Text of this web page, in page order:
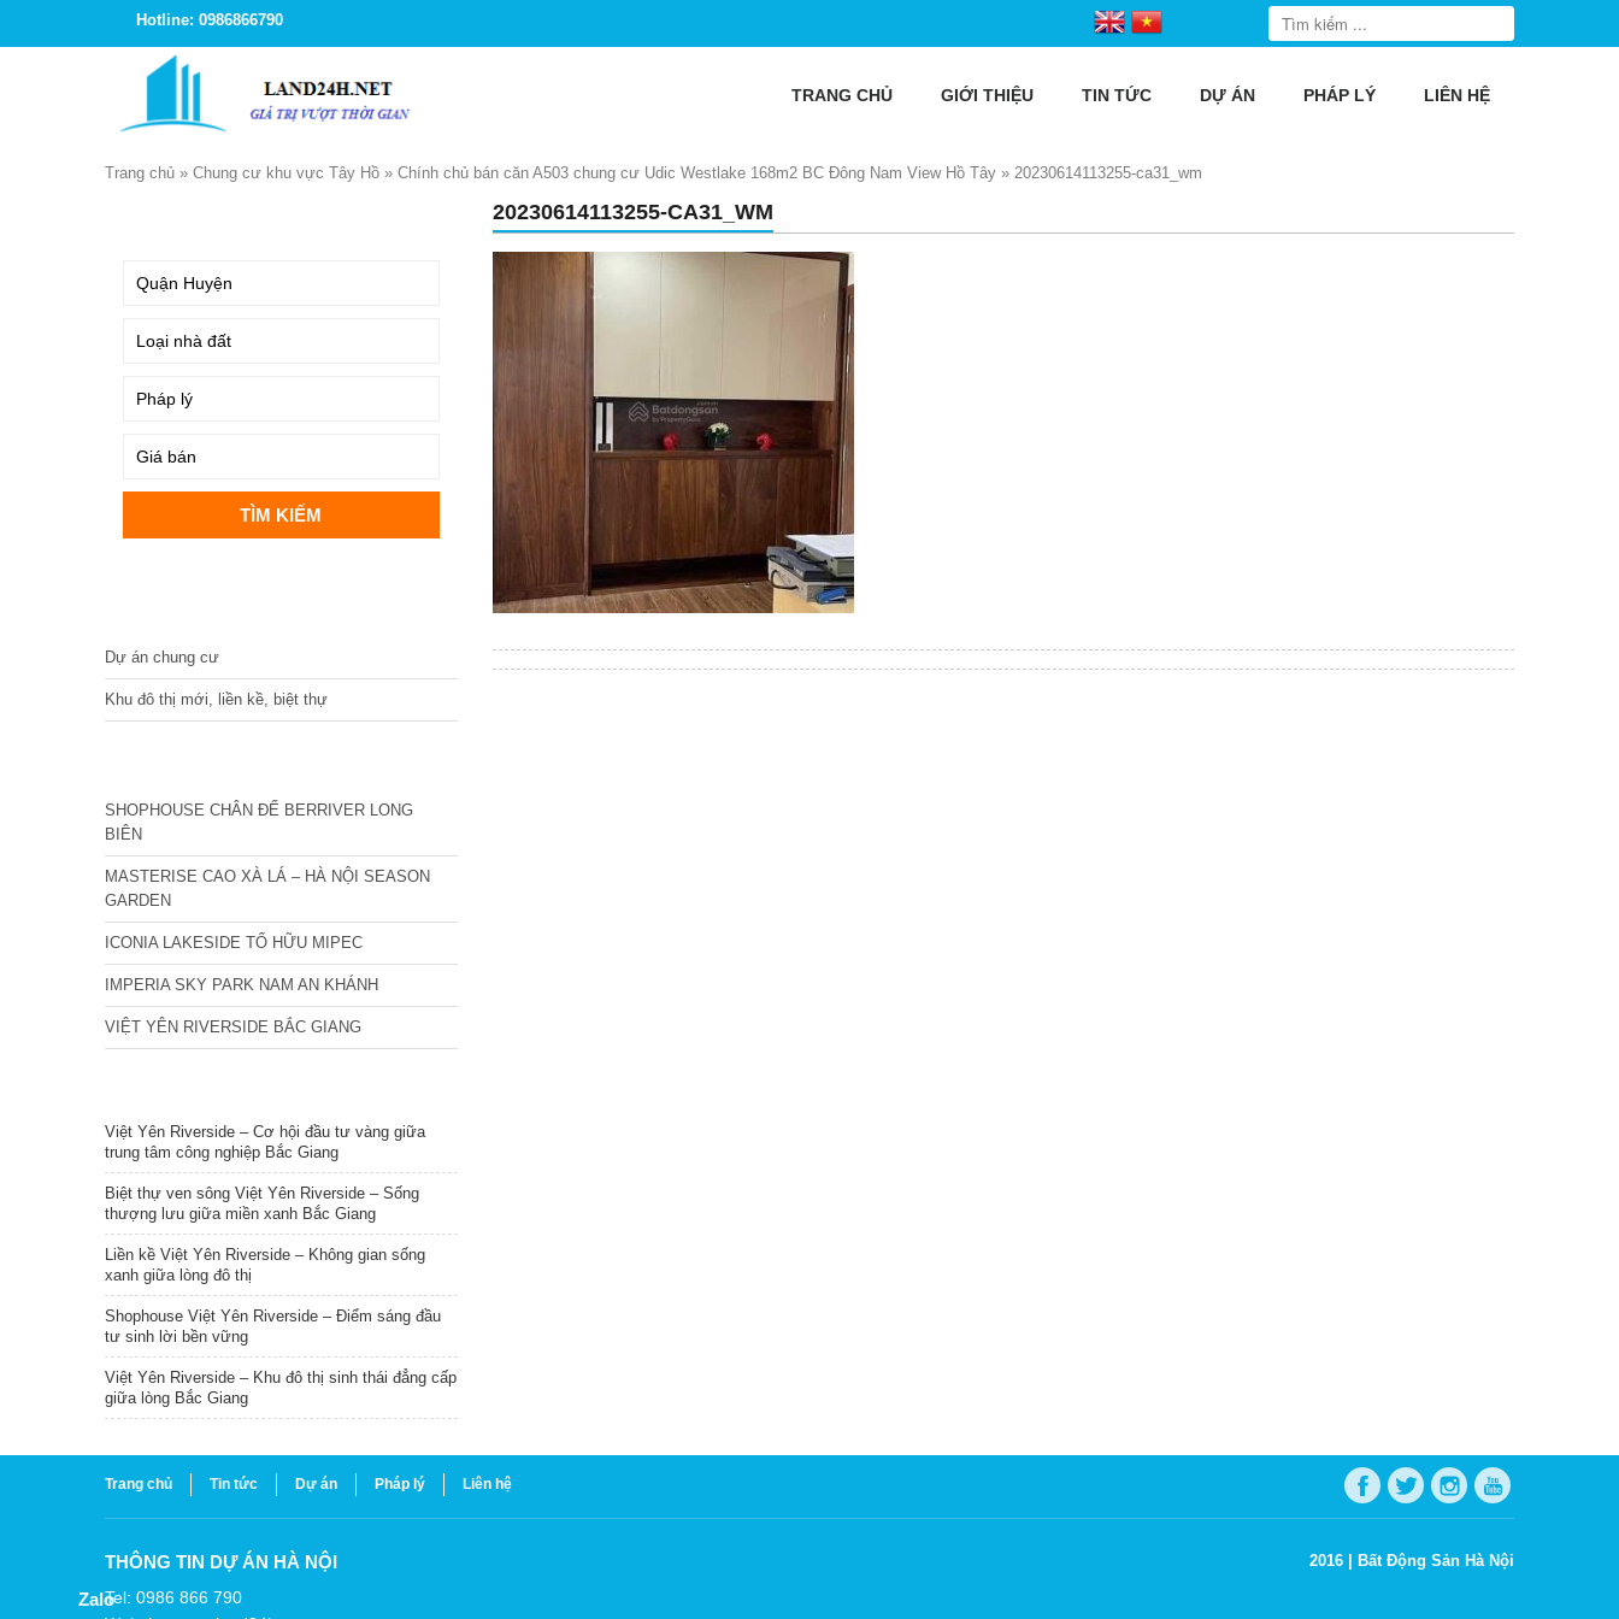
Hotline: 0986866790
TRANG CHỦ GIỚI THIỆU TIN TỨC DỰ ÁN PHÁP LÝ LIÊN HỆ
Trang chủ » Chung cư khu vực Tây Hồ » Chính chủ bán căn A503 chung cư Udic Westlake 168m2 BC Đông Nam View Hồ Tây » 20230614113255-ca31_wm
20230614113255-CA31_WM
Dự án chung cư
Khu đô thị mới, liền kề, biệt thự
SHOPHOUSE CHÂN ĐẾ BERRIVER LONG
BIÊN
MASTERISE CAO XÀ LÁ – HÀ NỘI SEASON
GARDEN
ICONIA LAKESIDE TỐ HỮU MIPEC
IMPERIA SKY PARK NAM AN KHÁNH
VIỆT YÊN RIVERSIDE BẮC GIANG
Việt Yên Riverside – Cơ hội đầu tư vàng giữa
trung tâm công nghiệp Bắc Giang
Biệt thự ven sông Việt Yên Riverside – Sống
thượng lưu giữa miền xanh Bắc Giang
Liền kề Việt Yên Riverside – Không gian sống
xanh giữa lòng đô thị
Shophouse Việt Yên Riverside – Điểm sáng đầu
tư sinh lời bền vững
Việt Yên Riverside – Khu đô thị sinh thái đẳng cấp
giữa lòng Bắc Giang
Trang chủ Tin tức Dự án Pháp lý Liên hệ
THÔNG TIN DỰ ÁN HÀ NỘI
Tel: 0986 866 790
2016 | Bất Động Sản Hà Nội
Zalo